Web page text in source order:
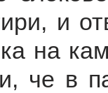
и
на
че в